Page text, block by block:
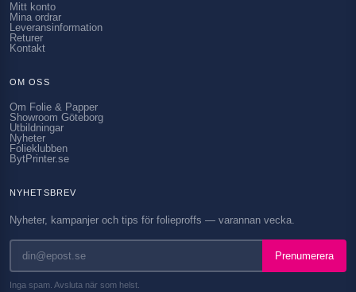
Mitt konto
Mina ordrar
Leveransinformation
Returer
Kontakt
OM OSS
Om Folie & Papper
Showroom Göteborg
Utbildningar
Nyheter
Folieklubben
BytPrinter.se
NYHETSBREV
Nyheter, kampanjer och tips för folieproffs — varannan vecka.
Prenumerera
Inga spam. Avsluta när som helst.